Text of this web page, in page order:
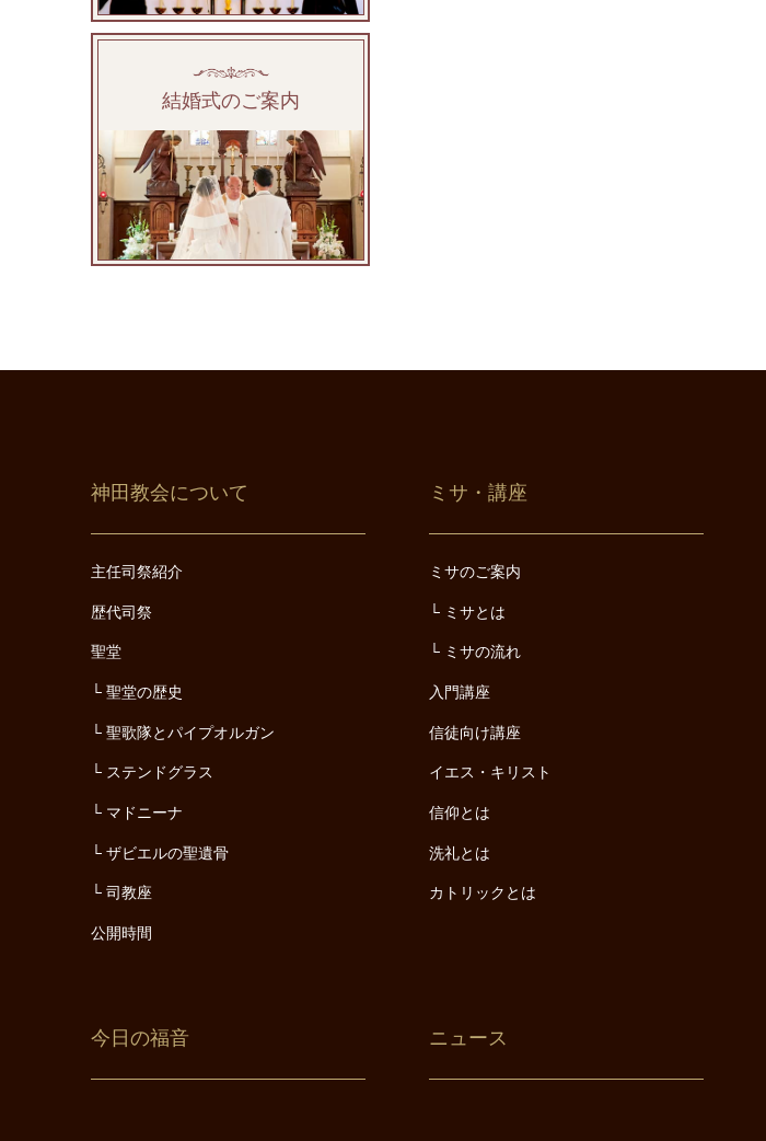
結婚式のご案内
神田教会について
主任司祭紹介
歴代司祭
聖堂
聖堂の歴史
聖歌隊とパイプオルガン
ステンドグラス
マドニーナ
ザビエルの聖遺骨
司教座
公開時間
ミサ・講座
ミサのご案内
ミサとは
ミサの流れ
入門講座
信徒向け講座
イエス・キリスト
信仰とは
洗礼とは
カトリックとは
今日の福音 ニュース